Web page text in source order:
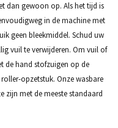
dan gewoon op. Als het tijd is
in de machine met
geen bleekmiddel. Schud uw
vuil te verwijderen. Om vuil of
de hand stofzuigen op de
opzetstuk. Onze wasbare
met de meeste standaard